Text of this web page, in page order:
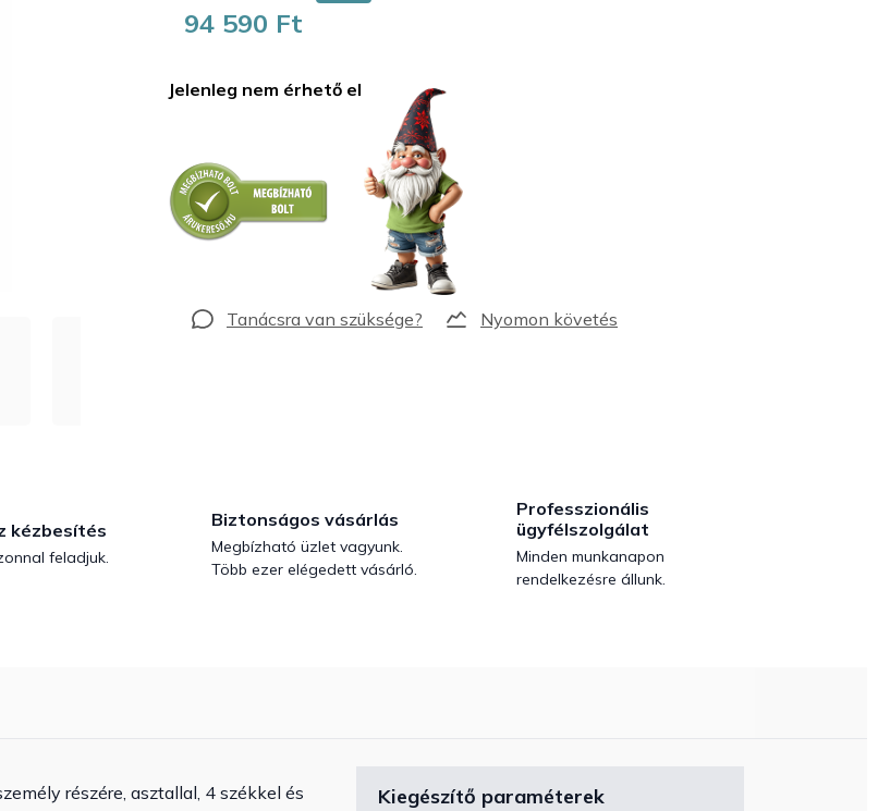
94 590 Ft
Jelenleg nem érhető el
Nyomon követés
kézbesítés
feladjuk.
Biztonságos vásárlás
Megbízható üzlet vagyunk.
Több ezer elégedett vásárló.
Professzionális
ügyfélszolgálat
Minden munkanapon
rendelkezésre állunk.
részére, asztallal, 4 székkel és
Kiegészítő paraméterek